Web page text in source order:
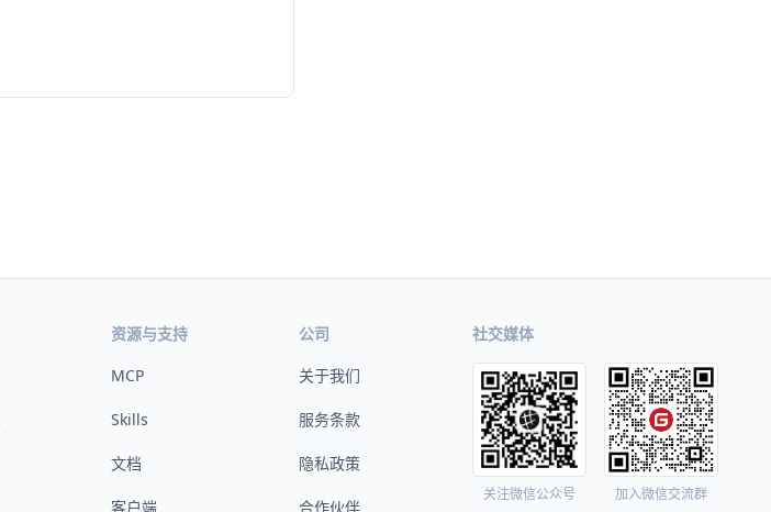
资源与支持
MCP
Skills
文档
客户端
公司
关于我们
服务条款
隐私政策
合作伙伴
社交媒体
关注微信公众号 加入微信交流群